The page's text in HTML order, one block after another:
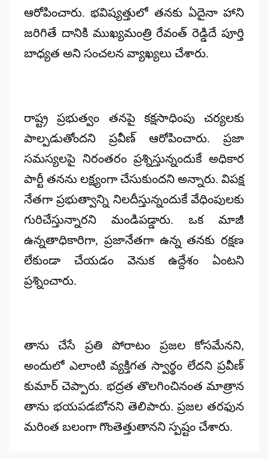
ఆరోపించారు. భవిష్యత్తులో తనకు ఏదైనా హాని
జరిగితే దానికి ముఖ్యమంత్రి రేవంత్‌ రెడ్డిదే పూర్తి
బాధ్యత అని సంచలన వ్యాఖ్యలు చేశారు.
రాష్ట్ర ప్రభుత్వం తనపై కక్షసాధింపు చర్యలకు
పాల్పడుతోందని ప్రవీణ్‌ ఆరోపించారు. ప్రజా
సమస్యలపై నిరంతరం ప్రశ్నిస్తున్నందుకే అధికార
పార్టీ తనను లక్ష్యంగా చేసుకుందని అన్నారు. విపక్ష
నేతగా ప్రభుత్వాన్ని నిలదీస్తున్నందుకే వేధింపులకు
గురిచేస్తున్నారని మండిపడ్డారు. ఒక మాజీ
ఉన్నతాధికారిగా, ప్రజానేతగా ఉన్న తనకు రక్షణ
లేకుండా చేయడం వెనుక ఉద్దేశం ఏంటని
ప్రశ్నించారు.
తాను చేసే ప్రతి పోరాటం ప్రజల కోసమేనని,
అందులో ఎలాంటి వ్యక్తిగత స్వార్థం లేదని ప్రవీణ్‌
కుమార్‌ చెప్పారు. భద్రత తొలగించినంత మాత్రాన
తాను భయపడబోనని తెలిపారు. ప్రజల తరఫున
మరింత బలంగా గొంతెత్తుతానని స్పష్టం చేశారు.